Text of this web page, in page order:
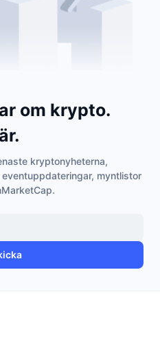
om krypto.
kryptonyheterna,
myntlistor